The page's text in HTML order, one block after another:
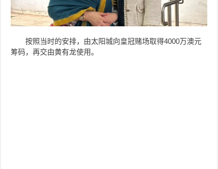
按照当时的安排，由太阳城向皇冠赌场取得4000万澳元
筹码，再交由黄有龙使用。